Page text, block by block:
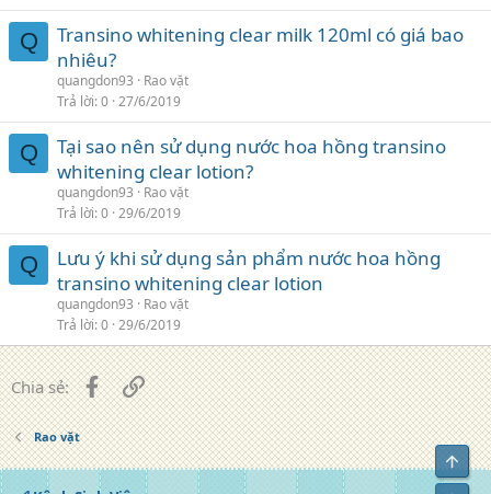
Q
Transino whitening clear milk 120ml có giá bao
nhiêu?
quangdon93
Rao vặt
Trả lời 0 27/6/2019
Q
Tại sao nên sử dụng nước hoa hồng transino
whitening clear lotion?
quangdon93
Rao vặt
Trả lời 0 29/6/2019
Q
Lưu ý khi sử dụng sản phẩm nước hoa hồng
transino whitening clear lotion
quangdon93
Rao vặt
Trả lời 0 29/6/2019
Chia sẻ: FacebookLiên kết
Rao vặt
Top